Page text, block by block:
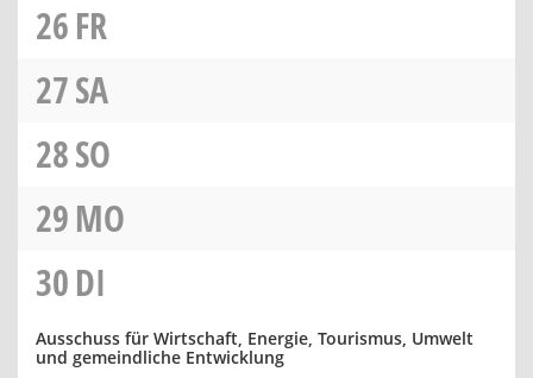
26FR
27SA
28SO
29MO
30DI
Ausschuss für Wirtschaft, Energie, Tourismus, Umwelt
und gemeindliche Entwicklung